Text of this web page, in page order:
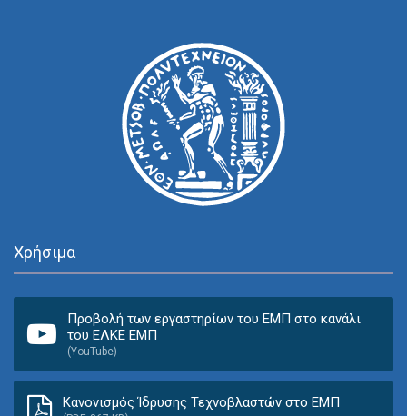
Χρήσιμα
Προβολή των εργαστηρίων του ΕΜΠ στο κανάλι
του ΕΛΚΕ ΕΜΠ
(YouTube)
Κανονισμός Ίδρυσης Τεχνοβλαστών στο ΕΜΠ